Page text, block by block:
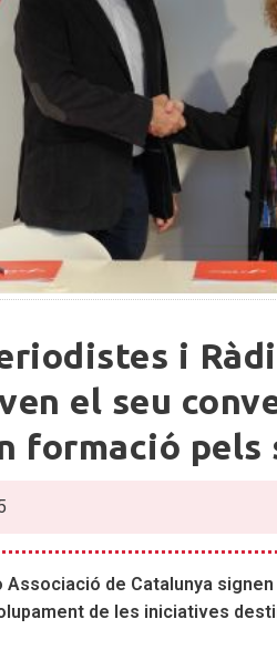
i
el seu
formació pels
Associació de Catalunya
de les iniciatives